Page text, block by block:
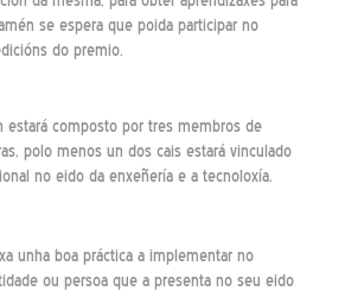
se espera que poida participar no
do premio.
estará composto por tres membros de
polo menos un dos cais estará vinculado
no eido da enxeñería e a tecnoloxía.
unha boa práctica a implementar no
ou persoa que a presenta no seu eido